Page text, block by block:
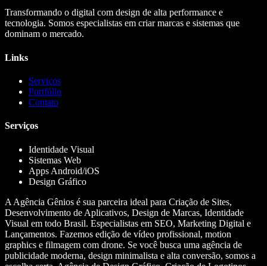
Transformando o digital com design de alta performance e
tecnologia. Somos especialistas em criar marcas e sistemas que
dominam o mercado.
Links
Serviços
Portfólio
Contato
Serviços
Identidade Visual
Sistemas Web
Apps Android/iOS
Design Gráfico
A Agência Gênios é sua parceira ideal para Criação de Sites,
Desenvolvimento de Aplicativos, Design de Marcas, Identidade
Visual em todo Brasil. Especialistas em SEO, Marketing Digital e
Lançamentos. Fazemos edição de vídeo profissional, motion
graphics e filmagem com drone. Se você busca uma agência de
publicidade moderna, design minimalista e alta conversão, somos a